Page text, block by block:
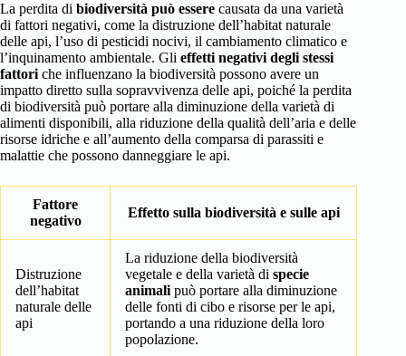
La perdita di biodiversità può essere causata da una varietà
di fattori negativi, come la distruzione dell’habitat naturale
delle api, l’uso di pesticidi nocivi, il cambiamento climatico e
l’inquinamento ambientale. Gli effetti negativi degli stessi
fattoriche influenzano la biodiversità possono avere un
impatto diretto sulla sopravvivenza delle api, poiché la perdita
di biodiversità può portare alla diminuzione della varietà di
alimenti disponibili, alla riduzione della qualità dell’aria e delle
risorse idriche e all’aumento della comparsa di parassiti e
malattie che possono danneggiare le api.
Fattore
negativo
Effetto sulla biodiversità e sulle api
Distruzione
dell’habitat
naturale delle
api
La riduzione della biodiversità
vegetale e della varietà di specie
animalipuò portare alla diminuzione
delle fonti di cibo e risorse per le api,
portando a una riduzione della loro
popolazione.